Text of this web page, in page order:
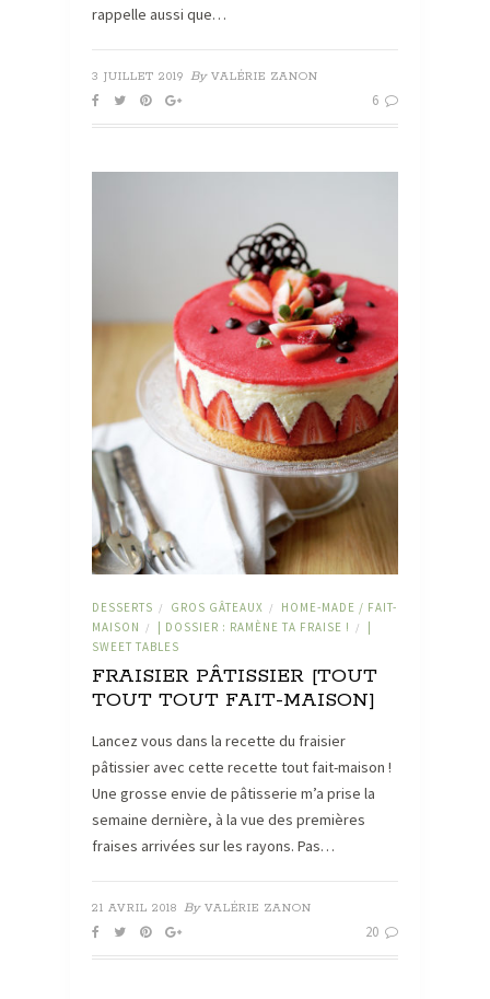
rappelle aussi que…
3 JUILLET 2019 By VALÉRIE ZANON
6
DESSERTS / GROS GÂTEAUX /
HOME-MADE / FAIT-
MAISON
/ | DOSSIER : RAMÈNE TA FRAISE ! /
SWEET TABLES
FRAISIER PÂTISSIER [TOUT
TOUT TOUT FAIT-MAISON]
Lancez vous dans la recette du fraisier
pâtissier avec cette recette tout fait-maison !
Une grosse envie de pâtisserie m’a prise la
semaine dernière, à la vue des premières
fraises arrivées sur les rayons. Pas…
21 AVRIL 2018 By VALÉRIE ZANON
20